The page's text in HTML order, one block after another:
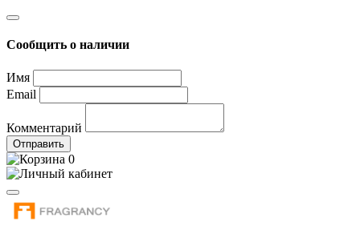
Сообщить о наличии
Имя
Email
Комментарий
Отправить
0